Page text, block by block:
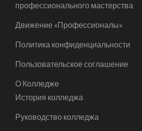
профессионального мастерства
Движение «Профессионалы»
Политика конфиденциальности
Пользовательское соглашение
О Колледже
История колледжа
Руководство колледжа